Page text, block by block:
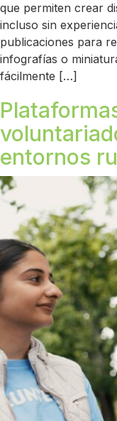
que permiten crear
incluso sin
publicaciones para
infografías o
fácilmente […]
entornos